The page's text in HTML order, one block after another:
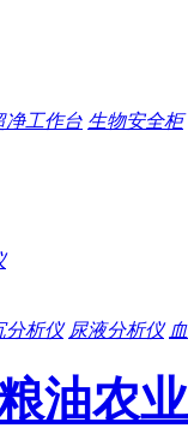
净工作台 生物安全柜
分析仪 尿液分析仪
油农